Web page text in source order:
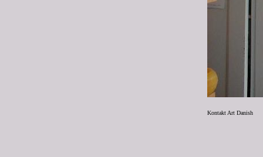
Kontakt Art Danish